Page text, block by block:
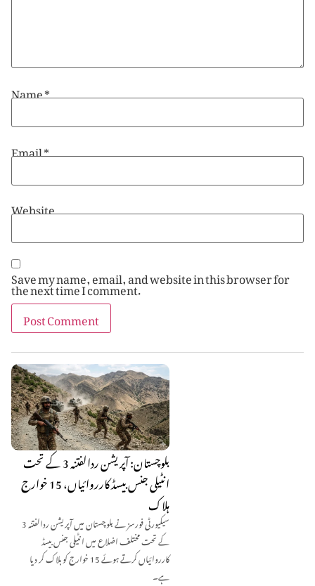
بلوچستان: آپریشن ردالفتنہ 3 کے تحت
انٹیلی جنس بیسڈ کارروائیاں، 15 خوارج
ہلاک
سیکیورٹی فورسز نے بلوچستان میں آپریشن ردالفتنہ 3
کے تحت مختلف اضلاع میں انٹیلی جنس بیسڈ
کارروائیاں کرتے ہوئے 15 خوارج کو ہلاک کر دیا
ہے۔
Name*
Email*
Website
Save my name, email, and website in this browser for
the next time I comment.